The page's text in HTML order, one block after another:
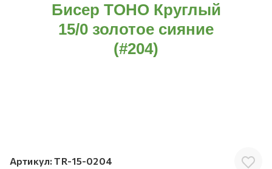
Бисер TOHO Круглый
15/0 золотое сияние
(#204)
Артикул: TR-15-0204